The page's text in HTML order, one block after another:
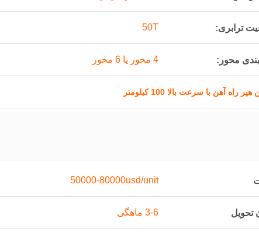
ترابری: 50T
محور: 4 محور یا 6 محور
راه آهن با سرعت بالا 100 کیلومتر
50000-80000usd/unit
تحویل 3-6 ماهگی